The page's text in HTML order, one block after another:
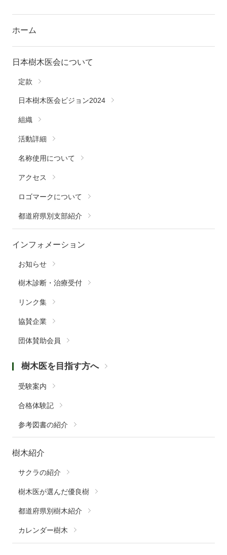
ホーム
日本樹木医会について
定款
日本樹木医会ビジョン2024
組織
活動詳細
名称使用について
アクセス
ロゴマークについて
都道府県別支部紹介
インフォメーション
お知らせ
樹木診断・治療受付
リンク集
協賛企業
団体賛助会員
樹木医を目指す方へ
受験案内
合格体験記
参考図書の紹介
樹木紹介
サクラの紹介
樹木医が選んだ優良樹
都道府県別樹木紹介
カレンダー樹木